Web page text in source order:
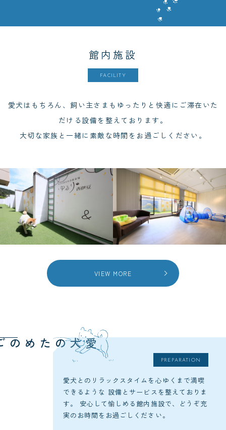
館内施設
FACILITY
愛犬はもちろん、飼い主さまもゆったりと快適にご滞在いた
だける設備を整えております。
大切な家族と一緒に素敵な時間をお過ごしください。
VIEW MORE
愛犬のための
PREPARATION
愛犬とのリラックスタイムを心ゆくまで満喫
できるような 設備とサービスを整えておりま
す。
安心して愉しめる館内施設で、どうぞ充
実のお時間をお過ごしください。